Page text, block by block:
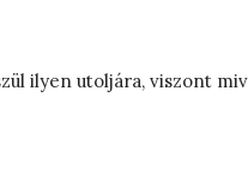
ilyen utoljára, viszont